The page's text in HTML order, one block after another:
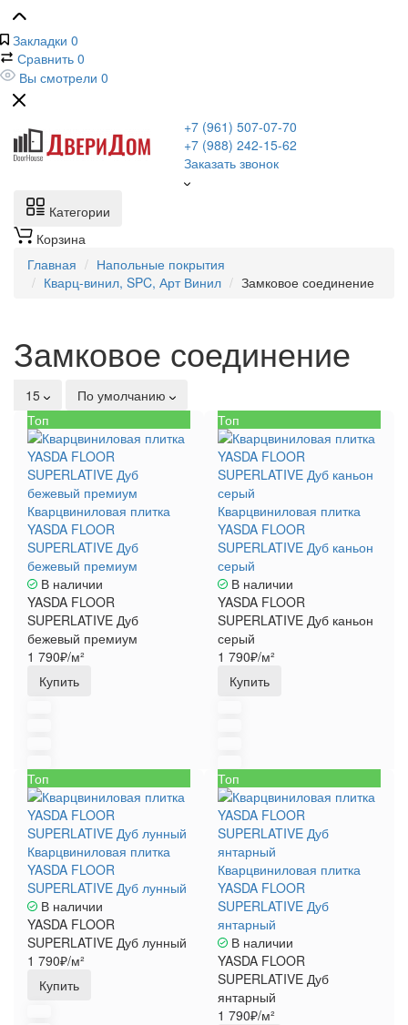
Закладки 0
Сравнить 0
Вы смотрели 0
+7 (961) 507-07-70
+7 (988) 242-15-62
Заказать звонок
Категории
Корзина
Главная
Напольные покрытия
Кварц-винил, SPC, Арт Винил
Замковое соединение
Замковое соединение
15
По умолчанию
Топ
Кварцвиниловая плитка
YASDA FLOOR
SUPERLATIVE Дуб
бежевый премиум
В наличии
YASDA FLOOR
SUPERLATIVE Дуб
бежевый премиум
1 790₽/м²
Купить
Топ
Кварцвиниловая плитка
YASDA FLOOR
SUPERLATIVE Дуб каньон
серый
В наличии
YASDA FLOOR
SUPERLATIVE Дуб каньон
серый
1 790₽/м²
Купить
Топ
Кварцвиниловая плитка
YASDA FLOOR
SUPERLATIVE Дуб лунный
В наличии
YASDA FLOOR
SUPERLATIVE Дуб лунный
1 790₽/м²
Купить
Топ
Кварцвиниловая плитка
YASDA FLOOR
SUPERLATIVE Дуб
янтарный
В наличии
YASDA FLOOR
SUPERLATIVE Дуб
янтарный
1 790₽/м²